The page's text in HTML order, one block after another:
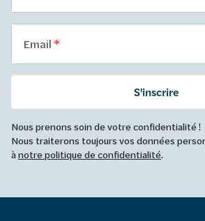
Email
S'inscrire
Nous prenons soin de votre confidentialité !
Nous traiterons toujours vos données
ànotre politique de confidentialité.